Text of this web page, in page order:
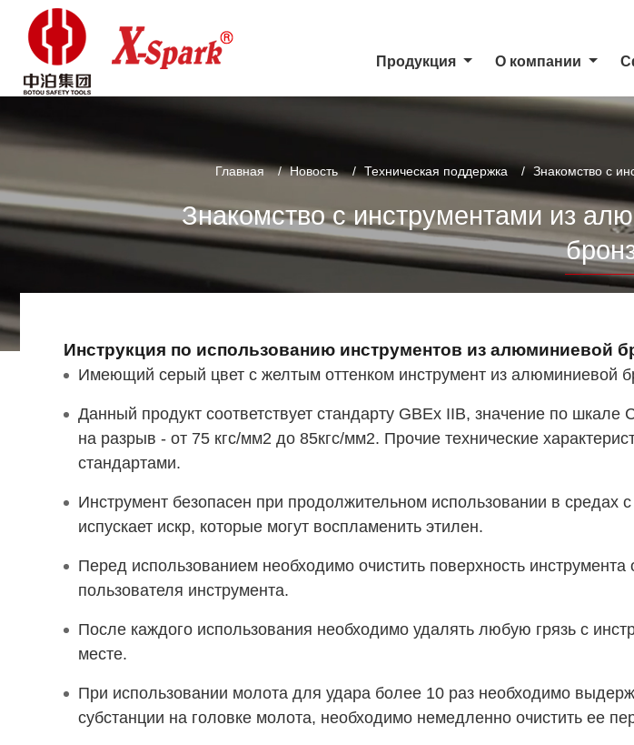
Продукция О компании
Главная Новость Техническая поддержка Знакомство с
Знакомство с инструментами из
Инструкция по использованию инструментов из алюминиевой
Имеющий серый цвет с желтым оттенком инструмент из алюминиевой
Данный продукт соответствует стандарту GBEx IIB, значение по
на разрыв - от 75 кгс/мм2 до 85кгс/мм2. Прочие технические
стандартами.
Инструмент безопасен при продолжительном использовании в средах
испускает искр, которые могут воспламенить этилен.
Перед использованием необходимо очистить поверхность
пользователя инструмента.
После каждого использования необходимо удалять любую грязь с
месте.
При использовании молота для удара более 10 раз необходимо
субстанции на головке молота, необходимо немедленно очистить ее